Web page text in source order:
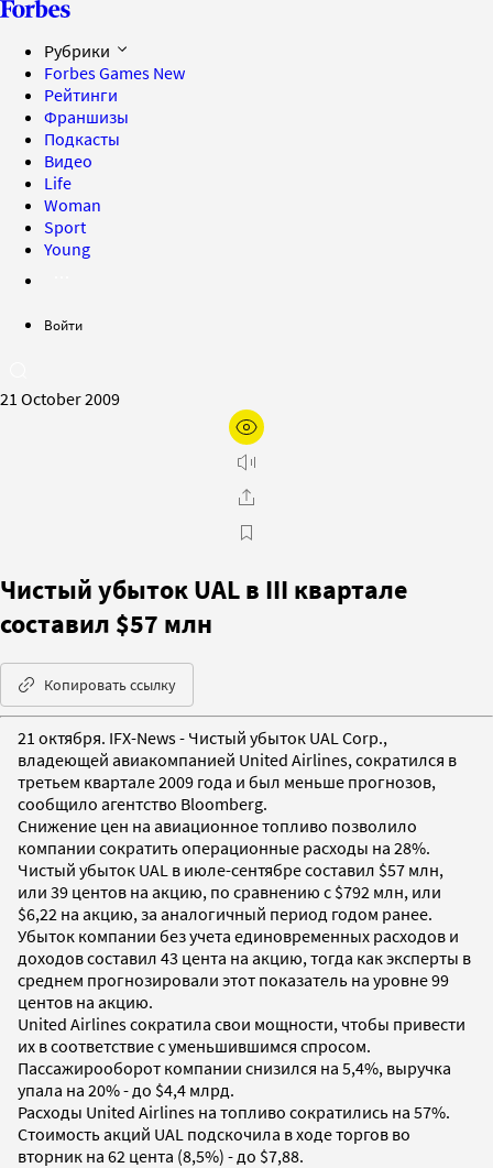
Рубрики
Forbes Games New
Рейтинги
Франшизы
Подкасты
Видео
Life
Woman
Sport
Young
Войти
21 October 2009
Чистый убыток UAL в III квартале
составил $57 млн
Копировать ссылку
21 октября. IFX-News - Чистый убыток UAL Corp.,
владеющей авиакомпанией United Airlines, сократился в
третьем квартале 2009 года и был меньше прогнозов,
сообщило агентство Bloomberg.
Снижение цен на авиационное топливо позволило
компании сократить операционные расходы на 28%.
Чистый убыток UAL в июле-сентябре составил $57 млн,
или 39 центов на акцию, по сравнению с $792 млн, или
$6,22 на акцию, за аналогичный период годом ранее.
Убыток компании без учета единовременных расходов и
доходов составил 43 цента на акцию, тогда как эксперты в
среднем прогнозировали этот показатель на уровне 99
центов на акцию.
United Airlines сократила свои мощности, чтобы привести
их в соответствие с уменьшившимся спросом.
Пассажирооборот компании снизился на 5,4%, выручка
упала на 20% - до $4,4 млрд.
Расходы United Airlines на топливо сократились на 57%.
Стоимость акций UAL подскочила в ходе торгов во
вторник на 62 цента (8,5%) - до $7,88.